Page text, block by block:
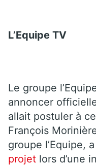
L’Equipe TV
Le groupe
annoncer
allait postuler à
François
groupe l’Equipe, a
projet lors d’une